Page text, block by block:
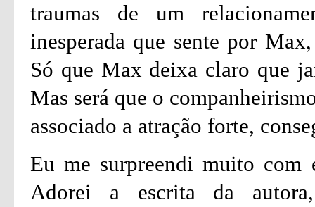
traumas de um
inesperada que sente por
Só que Max deixa claro que
Mas será que o
associado a atração forte,
Eu me surpreendi muito com
Adorei a escrita da